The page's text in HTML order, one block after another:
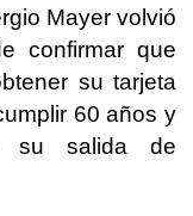
Mayer volvió
confirmar que
su tarjeta
60 años y
su salida de